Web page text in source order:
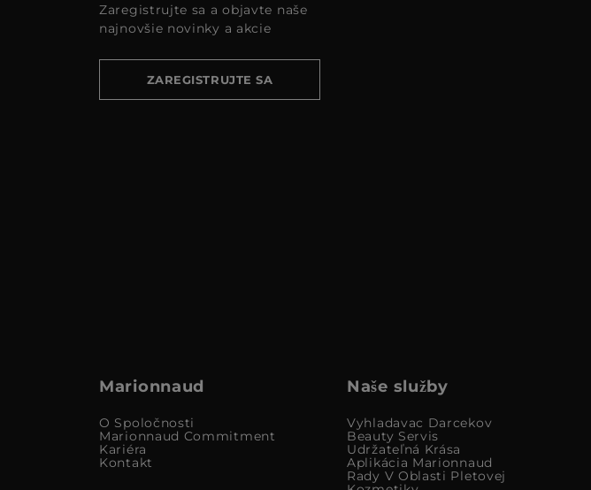
Zaregistrujte sa a objavte naše
najnovšie novinky a akcie
ZAREGISTRUJTE SA
Marionnaud
O Spoločnosti
Marionnaud Commitment
Kariéra
Kontakt
Naše služby
Vyhladavac Darcekov
Beauty Servis
Udržateľná Krása
Aplikácia Marionnaud
Rady V Oblasti Pletovej